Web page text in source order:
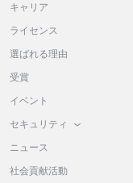
キャリア
ライセンス
選ばれる理由
受賞
イベント
セキュリティ
ニュース
社会貢献活動